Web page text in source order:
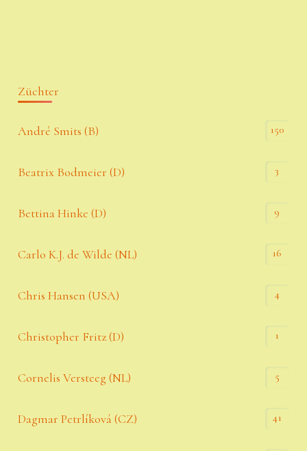
Züchter
André Smits (B) 150
Beatrix Bodmeier (D) 3
Bettina Hinke (D) 9
Carlo K.J. de Wilde (NL) 16
Chris Hansen (USA) 4
Christopher Fritz (D) 1
Cornelis Versteeg (NL) 5
Dagmar Petrlíková (CZ) 41